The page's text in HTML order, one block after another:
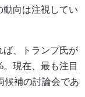
動向は注視してい
ば、トランプ氏が
現在、最も注目
候補の討論会であ